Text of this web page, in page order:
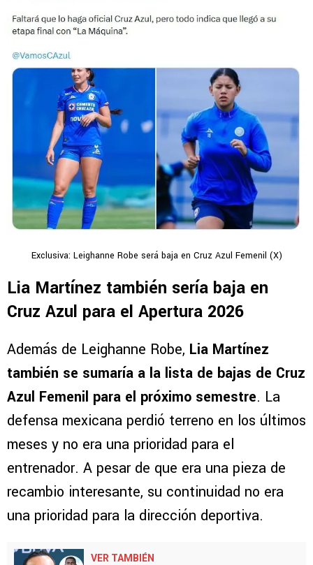
Exclusiva: Leighanne Robe será baja en Cruz Azul Femenil (X)
Lia Martínez también sería baja en
Cruz Azul para el Apertura 2026
Además de Leighanne Robe, Lia Martínez
también se sumaría a la lista de bajas de Cruz
Azul Femenil para el próximo semestre. La
defensa mexicana perdió terreno en los últimos
meses y no era una prioridad para el
entrenador. A pesar de que era una pieza de
recambio interesante, su continuidad no era
una prioridad para la dirección deportiva.
VER TAMBIÉN